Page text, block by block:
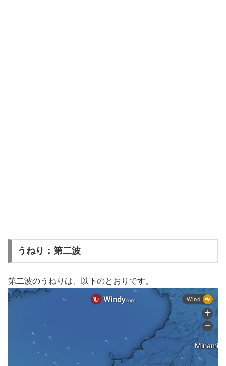
うねり：第二波
第二波のうねりは、以下のとおりです。